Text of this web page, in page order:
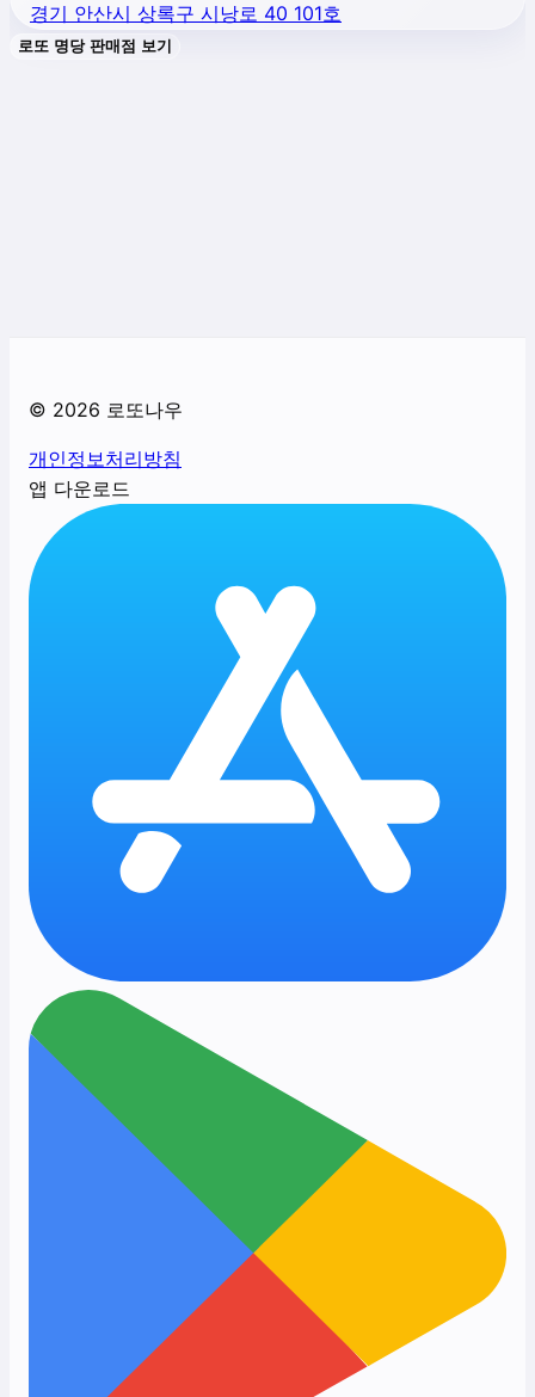
경기 안산시 상록구 시낭로 40 101호
로또 명당 판매점 보기
© 2026 로또나우
개인정보처리방침
앱 다운로드